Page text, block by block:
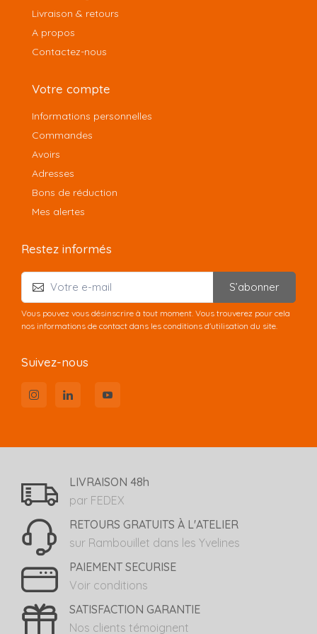
Livraison & retours
A propos
Contactez-nous
Votre compte
Informations personnelles
Commandes
Avoirs
Adresses
Bons de réduction
Mes alertes
Restez informés
S’abonner
Vous pouvez vous désinscrire à tout moment. Vous trouverez pour cela
nos informations de contact dans les conditions d'utilisation du site.
Suivez-nous
LIVRAISON 48h
par FEDEX
RETOURS GRATUITS À L'ATELIER
sur Rambouillet dans les Yvelines
PAIEMENT SECURISE
Voir conditions
SATISFACTION GARANTIE
Nos clients témoignent